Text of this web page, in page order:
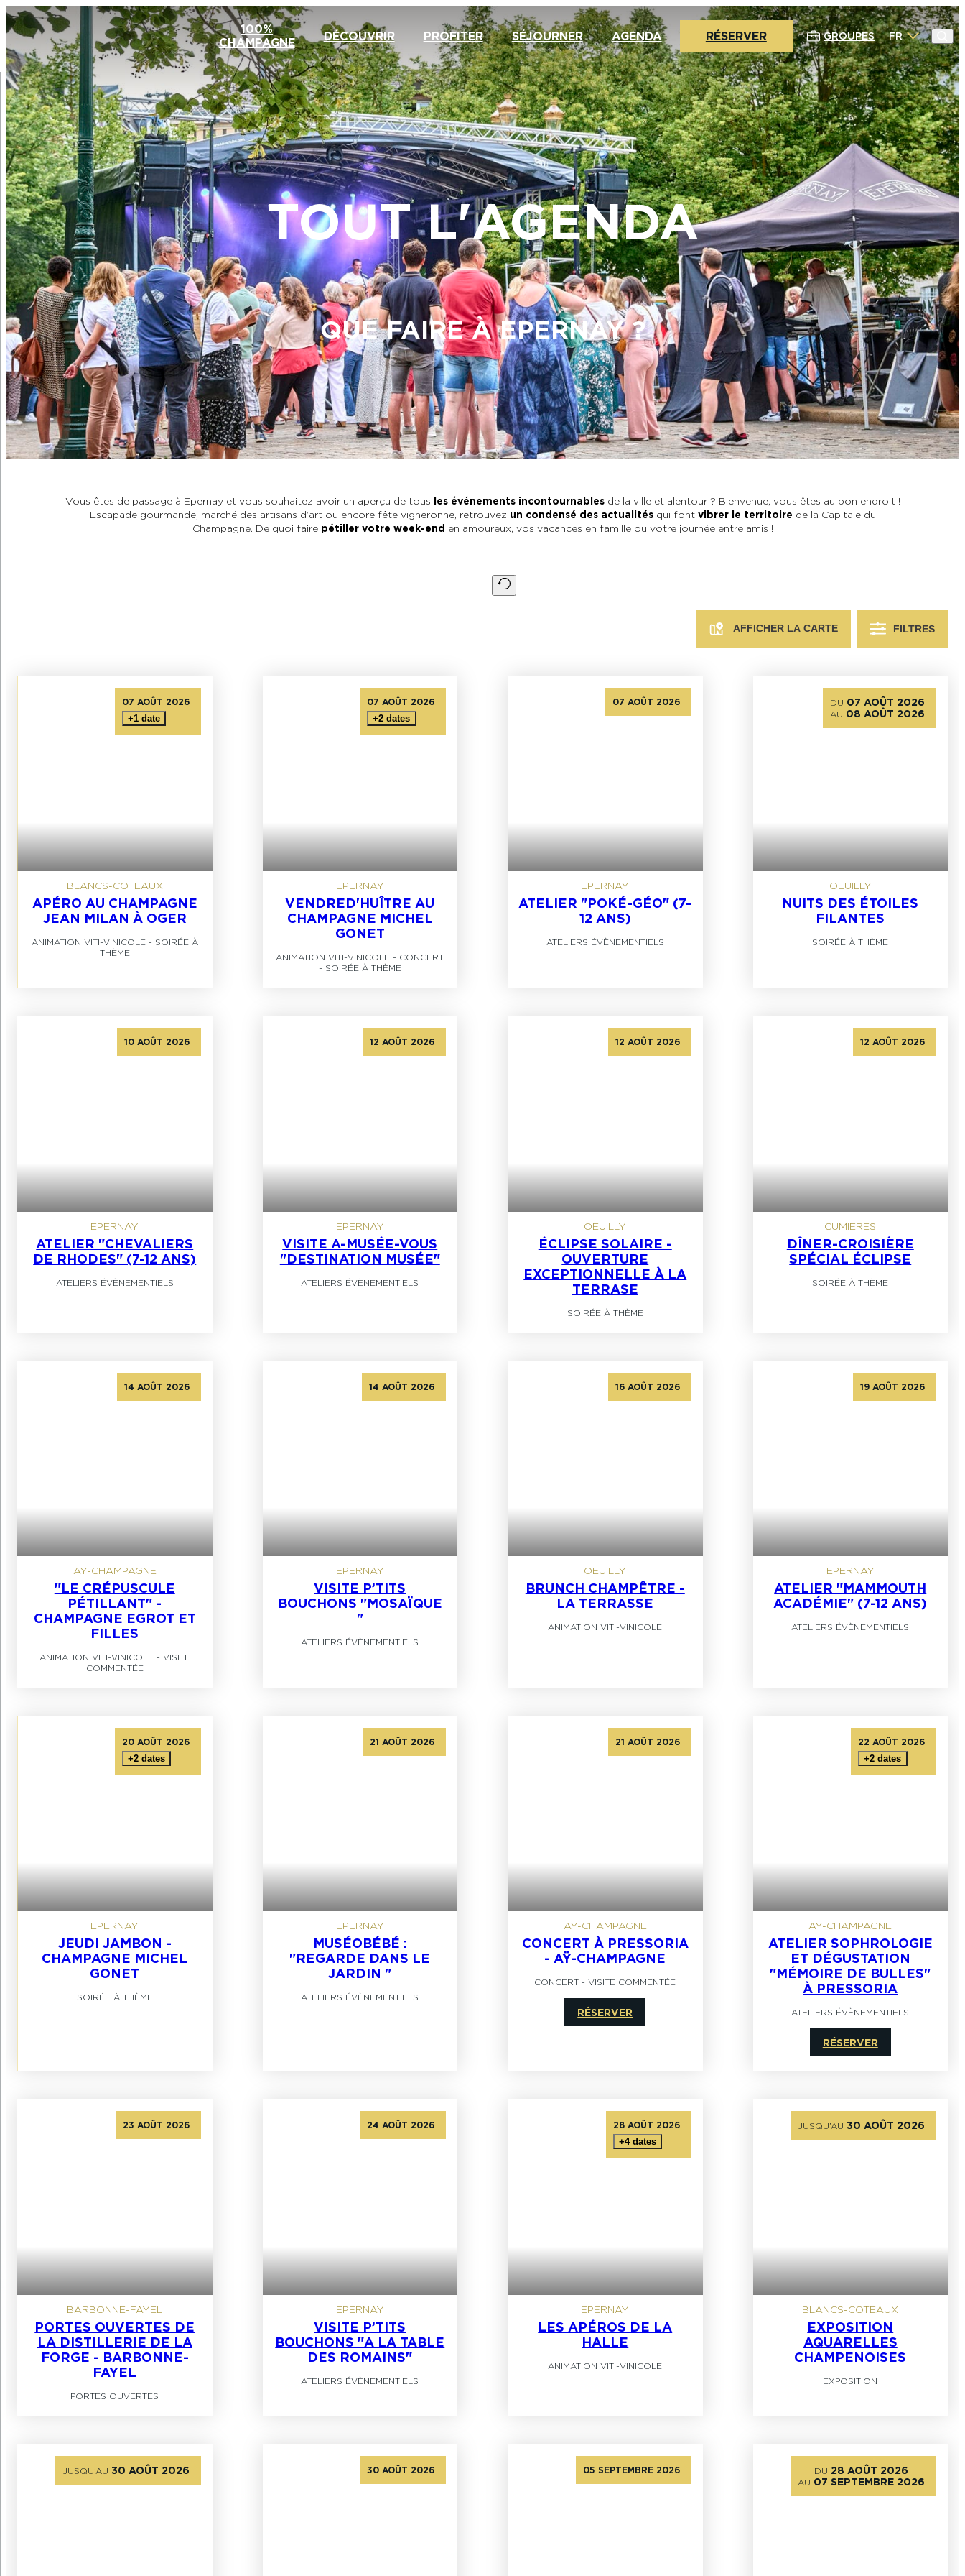
100%
CHAMPAGNE
DÉCOUVRIR PROFITER SÉJOURNER AGENDA RÉSERVER GROUPES FR
TOUT L'AGENDA
QUE FAIRE À EPERNAY ?
Vous êtes de passage à Epernay et vous souhaitez avoir un aperçu de tous les événements incontournablesde la ville et alentour ? Bienvenue, vous êtes au bon endroit !
Escapade gourmande, marché des artisans d’art ou encore fête vigneronne, retrouvez un condensé des actualitésqui font vibrer le territoire de la Capitale du
Champagne. De quoi faire pétiller votre week-end en amoureux, vos vacances en famille ou votre journée entre amis !
AFFICHER LA CARTE FILTRES
07 AOÛT 2026
+1 date
BLANCS-COTEAUX
APÉRO AU CHAMPAGNE
JEAN MILAN À OGER
ANIMATION VITI-VINICOLE- SOIRÉE À
THÈME
07 AOÛT 2026
+2 dates
04 SEPTEMBRE 2026
02 OCTOBRE 2026
EPERNAY
VENDRED'HUÎTRE AU
CHAMPAGNE MICHEL
GONET
ANIMATION VITI-VINICOLE - CONCERT
- SOIRÉE À THÈME
07 AOÛT 2026
EPERNAY
ATELIER "POKÉ-GÉO" (7-
12 ANS)
ATELIERS ÉVÈNEMENTIELS
DU 07 AOÛT 2026
AU 08 AOÛT 2026
OEUILLY
NUITS DES ÉTOILES
FILANTES
SOIRÉE À THÈME
10 AOÛT 2026
EPERNAY
ATELIER "CHEVALIERS
DE RHODES" (7-12 ANS)
ATELIERS ÉVÈNEMENTIELS
12 AOÛT 2026
EPERNAY
VISITE A-MUSÉE-VOUS
"DESTINATION MUSÉE"
ATELIERS ÉVÈNEMENTIELS
12 AOÛT 2026
OEUILLY
ÉCLIPSE SOLAIRE -
OUVERTURE
EXCEPTIONNELLE À LA
TERRASE
SOIRÉE À THÈME
12 AOÛT 2026
CUMIERES
DÎNER-CROISIÈRE
SPÉCIAL ÉCLIPSE
SOIRÉE À THÈME
14 AOÛT 2026
AY-CHAMPAGNE
"LE CRÉPUSCULE
PÉTILLANT" -
CHAMPAGNE EGROT ET
FILLES
ANIMATION VITI-VINICOLE- VISITE
COMMENTÉE
14 AOÛT 2026
EPERNAY
VISITE P’TITS
BOUCHONS "MOSAÏQUE
"
ATELIERS ÉVÈNEMENTIELS
16 AOÛT 2026
OEUILLY
BRUNCH CHAMPÊTRE -
LA TERRASSE
ANIMATION VITI-VINICOLE
19 AOÛT 2026
EPERNAY
ATELIER "MAMMOUTH
ACADÉMIE" (7-12 ANS)
ATELIERS ÉVÈNEMENTIELS
20 AOÛT 2026
+2 dates
EPERNAY
JEUDI JAMBON -
CHAMPAGNE MICHEL
GONET
SOIRÉE À THÈME
21 AOÛT 2026
EPERNAY
MUSÉOBÉBÉ :
"REGARDE DANS LE
JARDIN "
ATELIERS ÉVÈNEMENTIELS
21 AOÛT 2026
AY-CHAMPAGNE
CONCERT À PRESSORIA
- AŸ-CHAMPAGNE
CONCERT -VISITE COMMENTÉE
RÉSERVER
22 AOÛT 2026
+2 dates
19 SEPTEMBRE 2026
AY-CHAMPAGNE
ATELIER SOPHROLOGIE
ET DÉGUSTATION
"MÉMOIRE DE BULLES"
À PRESSORIA
ATELIERS ÉVÈNEMENTIELS
RÉSERVER
23 AOÛT 2026
BARBONNE-FAYEL
PORTES OUVERTES DE
LA DISTILLERIE DE LA
FORGE - BARBONNE-
FAYEL
PORTES OUVERTES
24 AOÛT 2026
EPERNAY
VISITE P’TITS
BOUCHONS "A LA TABLE
DES ROMAINS"
ATELIERS ÉVÈNEMENTIELS
28 AOÛT 2026
+4 dates
25 SEPTEMBRE 2026
EPERNAY
LES APÉROS DE LA
HALLE
ANIMATION VITI-VINICOLE
JUSQU’AU 30 AOÛT 2026
BLANCS-COTEAUX
EXPOSITION
AQUARELLES
CHAMPENOISES
EXPOSITION
JUSQU’AU 30 AOÛT 2026 30 AOÛT 2026 05 SEPTEMBRE 2026 DU 28 AOÛT 2026
AU 07 SEPTEMBRE 2026